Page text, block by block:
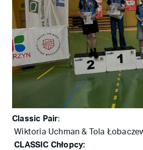
Classic Pair:
Wiktoria Uchman & Tola
CLASSIC Chłopcy: